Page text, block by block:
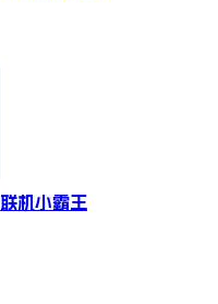
联机小霸王